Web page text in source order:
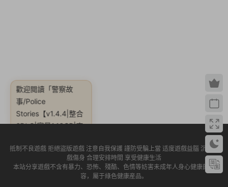
抵制不良遊戲 拒絕盜版遊戲 注意自我保護 謹防受騙上當 适度遊戲益腦 沉迷遊
戲傷身 合理安排時間 享受健康生活
本站分享遊戲不含有暴力、恐怖、殘酷、色情等妨害未成年人身心健康的内
容，屬于綠色健康産品。
歡迎閱讀 「警察故
事/Police
Stories【v1.4.4|整合
2DLC|容量1.19GB|官